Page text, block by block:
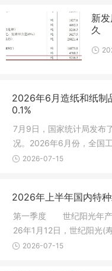
新
久
2026年6月造纸和纸制
0.1%
7月9日，国家统计局发布
况。2026年6月份，全国
比下降0.3%
2026-07-15
2026年上半年国内特
第一季度 世纪阳光年
26年1月12日，世纪阳光(
生产线成
2026-07-15